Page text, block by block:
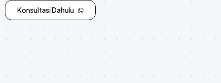
Konsultasi Dahulu